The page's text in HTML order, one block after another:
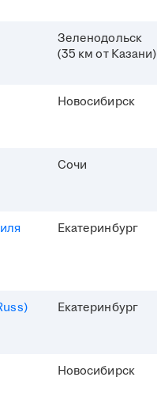
Зеленодольск
(35 км от Казани)
Новосибирск
Сочи
Екатеринбург
Екатеринбург
Новосибирск